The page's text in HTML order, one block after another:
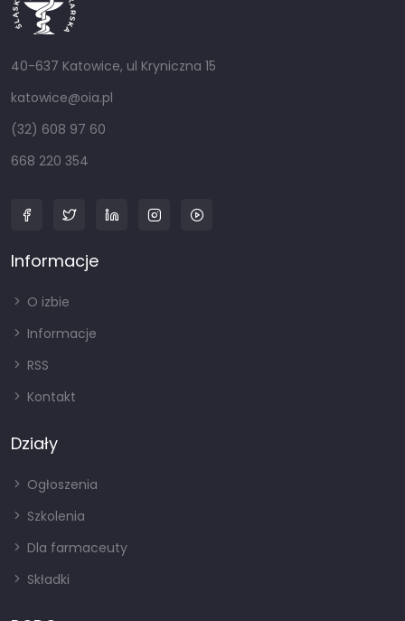
40-637 Katowice, ul Kryniczna 15
katowice@oia.pl
(32) 608 97 60
668 220 354
Informacje
O izbie
Informacje
RSS
Kontakt
Działy
Ogłoszenia
Szkolenia
Dla farmaceuty
Składki